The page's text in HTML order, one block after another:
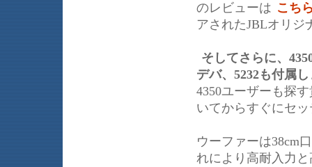
のレビューは こち
アされたJBLオリジ
そしてさらに、
デバ、5232も付属
4350ユーザーも探
いてからすぐにセ
ウーファーは38cm
れにより高耐入力